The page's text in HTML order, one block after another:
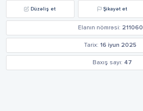
Düzəliş et Şikayət et
Elanın nömrəsi: 211060
Tarix: 16 iyun 2025
Baxış sayı: 47